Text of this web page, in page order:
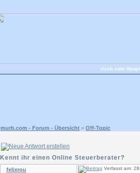
murb.com
murb.com - Forum - Übersicht » Off-Topic
Kennt ihr einen Online Steuerberater?
felixrou Verfasst am: